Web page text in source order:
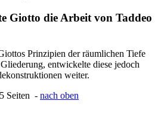
Giotto die Arbeit von Taddeo
Prinzipien der räumlichen Tiefe
entwickelte diese jedoch
weiter.
Seiten - nach oben